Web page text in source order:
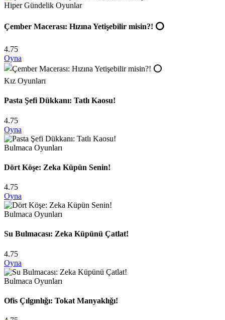
Hiper Gündelik Oyunlar
Çember Macerası: Hızına Yetişebilir misin?! ⭕
4.75
Oyna
Kız Oyunları
Pasta Şefi Dükkanı: Tatlı Kaosu!
4.75
Oyna
Bulmaca Oyunları
Dört Köşe: Zeka Küpün Senin!
4.75
Oyna
Bulmaca Oyunları
Su Bulmacası: Zeka Küpünü Çatlat!
4.75
Oyna
Bulmaca Oyunları
Ofis Çılgınlığı: Tokat Manyaklığı!